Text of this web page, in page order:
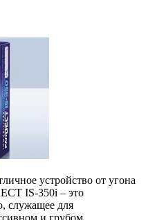
устройство от угона
IS-350i – это
служащее для
и грубом